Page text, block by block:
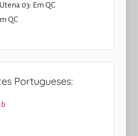
03: Em QC
QC
Portugueses: